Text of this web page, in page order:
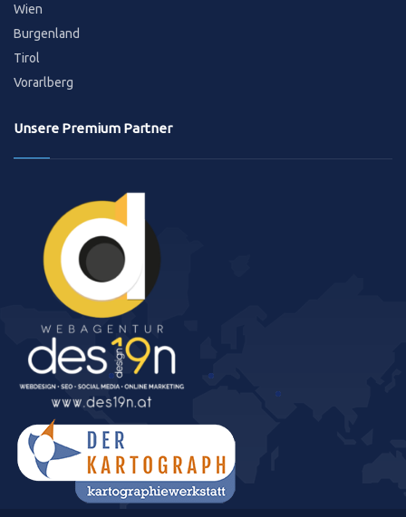
Wien
Burgenland
Tirol
Vorarlberg
Unsere Premium Partner